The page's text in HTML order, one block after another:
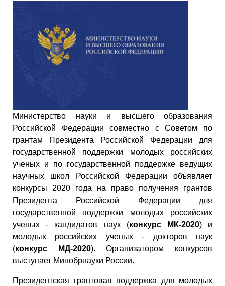
Министерство науки и высшего образования
Российской Федерации совместно с Советом по
грантам Президента Российской Федерации для
государственной поддержки молодых российских
ученых и по государственной поддержке ведущих
научных школ Российской Федерации объявляет
конкурсы 2020 года на право получения грантов
Президента Российской Федерации для
государственной поддержки молодых российских
ученых - кандидатов наук (конкурс МК-2020) и
молодых российских ученых - докторов наук
(конкурс МД-2020). Организатором конкурсов
выступает Минобрнауки России.
Президентская грантовая поддержка для молодых